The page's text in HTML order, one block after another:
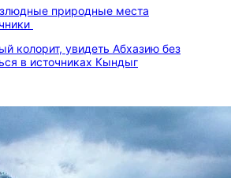
природные места
колорит, увидеть Абхазию без
в источниках Кындыг